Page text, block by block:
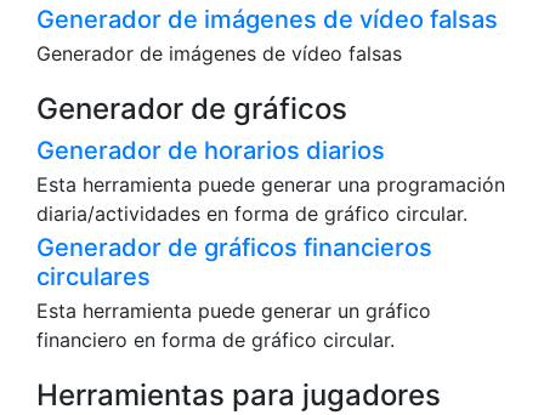
Generador de imágenes de vídeo falsas
Generador de imágenes de vídeo falsas
Generador de gráficos
Generador de horarios diarios
Esta herramienta puede generar una programación
diaria/actividades en forma de gráfico circular.
Generador de gráficos financieros
circulares
Esta herramienta puede generar un gráfico
financiero en forma de gráfico circular.
Herramientas para jugadores